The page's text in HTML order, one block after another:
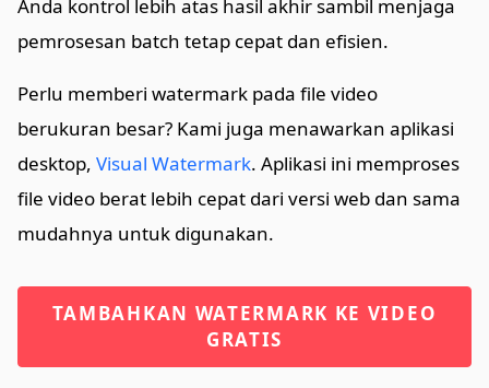
Anda kontrol lebih atas hasil akhir sambil menjaga
pemrosesan batch tetap cepat dan efisien.
Perlu memberi watermark pada file video
berukuran besar? Kami juga menawarkan aplikasi
desktop, Visual Watermark. Aplikasi ini memproses
file video berat lebih cepat dari versi web dan sama
mudahnya untuk digunakan.
TAMBAHKAN WATERMARK KE VIDEO
GRATIS